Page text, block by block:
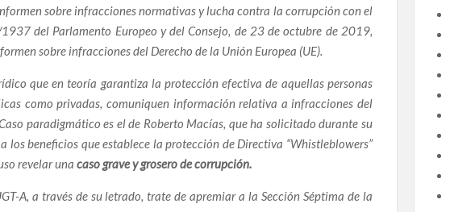
Públicos y el Entorno del Expresidente Zapatero
judicial y policial: ciudadanos denuncian falta de
un calvario en el extranjero
frontera contra la injusticia
y el abuso de los poderosos.
sobre infracciones normativas y lucha contra la corrupción con el
del Parlamento Europeo y del Consejo, de 23 de octubre de 2019,
sobre infracciones del Derecho de la Unión Europea (UE).
que en teoría garantiza la protección efectiva de aquellas personas
como privadas, comuniquen información relativa a infracciones del
paradigmático es el de Roberto Macías, que ha solicitado durante su
los beneficios que establece la protección de Directiva “Whistleblowers”
revelar unacaso grave y grosero de corrupción.
A, a través de su letrado, trate de apremiar a la Sección Séptima de la